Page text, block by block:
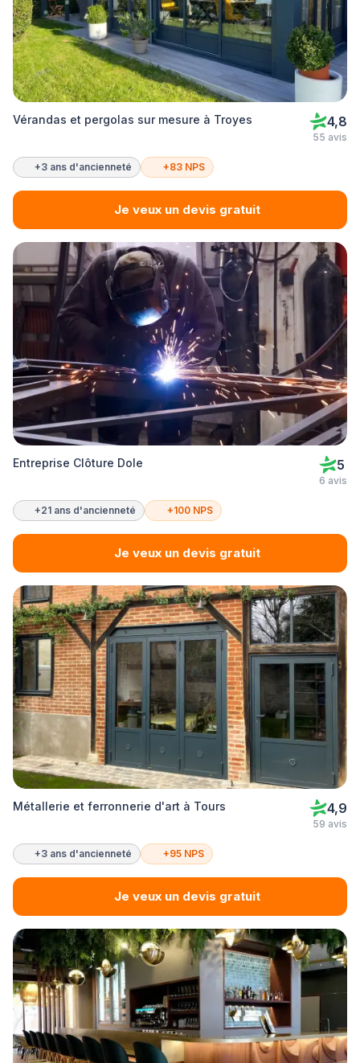
Vérandas et pergolas sur mesure à Troyes 4,8
55 avis
+3 ans d'ancienneté +83 NPS
Je veux un devis gratuit
Entreprise Clôture Dole 5
6 avis
+21 ans d'ancienneté +100 NPS
Je veux un devis gratuit
Métallerie et ferronnerie d'art à Tours 4,9
59 avis
+3 ans d'ancienneté +95 NPS
Je veux un devis gratuit